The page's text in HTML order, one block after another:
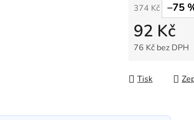
374 Kč –75
92 Kč
76 Kč bez DPH
Tisk